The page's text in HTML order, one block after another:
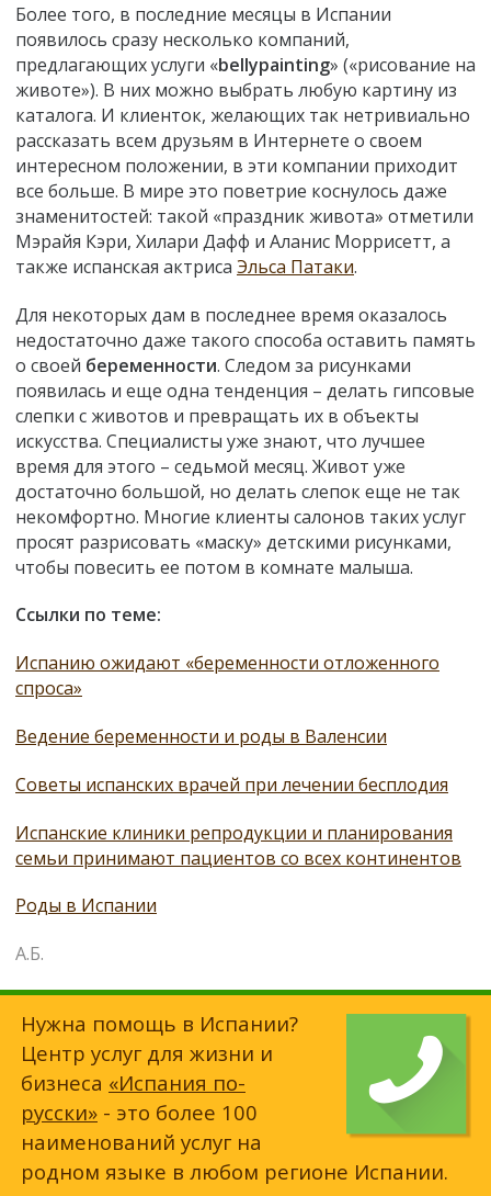
Более того, в последние месяцы в Испании
появилось сразу несколько компаний,
предлагающих услуги «bellypainting» («рисование на
животе»). В них можно выбрать любую картину из
каталога. И клиенток, желающих так нетривиально
рассказать всем друзьям в Интернете о своем
интересном положении, в эти компании приходит
все больше. В мире это поветрие коснулось даже
знаменитостей: такой «праздник живота» отметили
Мэрайя Кэри, Хилари Дафф и Аланис Моррисетт, а
также испанская актриса Эльса Патаки.
Для некоторых дам в последнее время оказалось
недостаточно даже такого способа оставить память
о своей беременности. Следом за рисунками
появилась и еще одна тенденция – делать гипсовые
слепки с животов и превращать их в объекты
искусства. Специалисты уже знают, что лучшее
время для этого – седьмой месяц. Живот уже
достаточно большой, но делать слепок еще не так
некомфортно. Многие клиенты салонов таких услуг
просят разрисовать «маску» детскими рисунками,
чтобы повесить ее потом в комнате малыша.
Ссылки по теме:
Испанию ожидают «беременности отложенного
спроса»
Ведение беременности и роды в Валенсии
Советы испанских врачей при лечении бесплодия
Испанские клиники репродукции и планирования
семьи принимают пациентов со всех континентов
Роды в Испании
А.Б.
Нужна помощь в Испании?
Центр услуг для жизни и
бизнеса «Испания по-
русски» - это более 100
наименований услуг на
родном языке в любом регионе Испании.